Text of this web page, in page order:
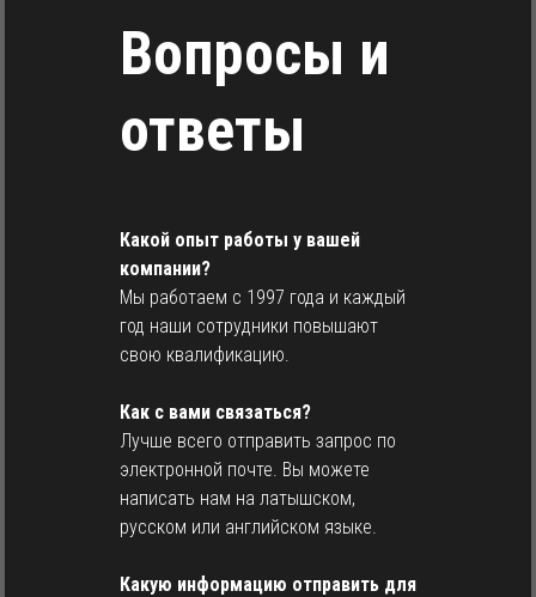
Вопросы и
ответы
Какой опыт работы у вашей
компании?
Мы работаем с 1997 года и каждый
год наши сотрудники повышают
свою квалификацию.
Как с вами связаться?
Лучше всего отправить запрос по
электронной почте. Вы можете
написать нам на латышском,
русском или английском языке.
Какую информацию отправить для